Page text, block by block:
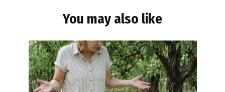
You may also like